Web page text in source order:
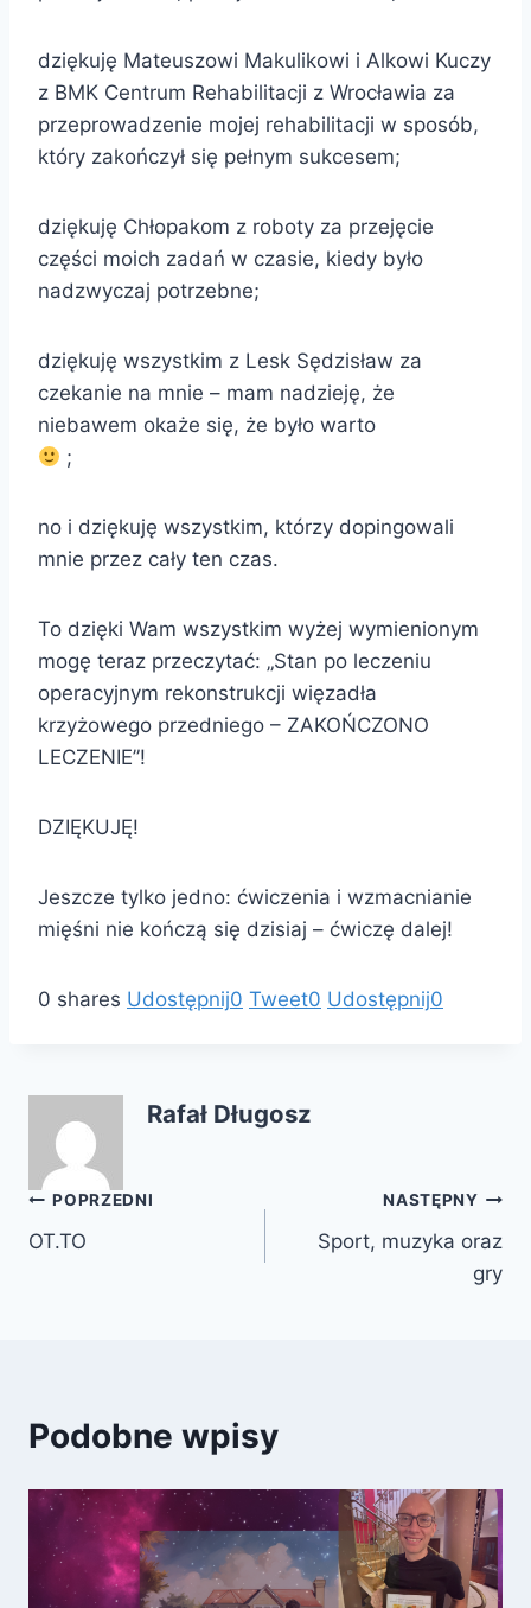
dziękuję Mateuszowi Makulikowi i Alkowi Kuczy
z BMK Centrum Rehabilitacji z Wrocławia za
przeprowadzenie mojej rehabilitacji w sposób,
który zakończył się pełnym sukcesem;
dziękuję Chłopakom z roboty za przejęcie
części moich zadań w czasie, kiedy było
nadzwyczaj potrzebne;
dziękuję wszystkim z Lesk Sędzisław za
czekanie na mnie – mam nadzieję, że
niebawem okaże się, że było warto
;
no i dziękuję wszystkim, którzy dopingowali
mnie przez cały ten czas.
To dzięki Wam wszystkim wyżej wymienionym
mogę teraz przeczytać: „Stan po leczeniu
operacyjnym rekonstrukcji więzadła
krzyżowego przedniego – ZAKOŃCZONO
LECZENIE”!
DZIĘKUJĘ!
Jeszcze tylko jedno: ćwiczenia i wzmacnianie
mięśni nie kończą się dzisiaj – ćwiczę dalej!
0 shares Udostępnij0 Tweet0 Udostępnij0
Rafał Długosz
Nawigacja
wpisu
POPRZEDNI
OT.TO
NASTĘPNY
Sport, muzyka oraz
gry
Podobne wpisy